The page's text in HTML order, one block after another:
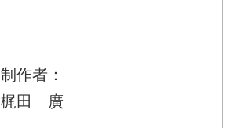
制作者：
梶田 廣